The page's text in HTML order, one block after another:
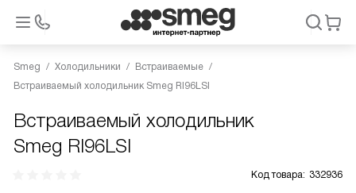
Smeg Холодильники
Встраиваемые
Встраиваемый холодильник Smeg RI96LSI
Встраиваемый холодильник
Smeg RI96LSI
Код товара: 332936